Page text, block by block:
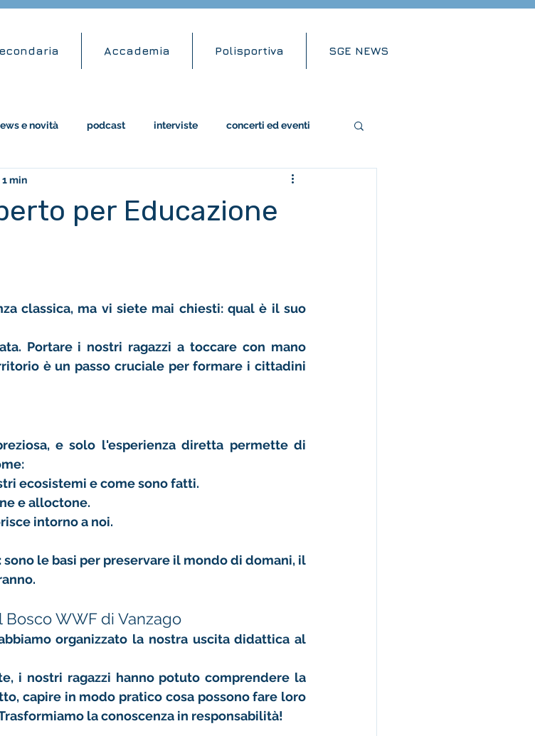
Accademia Polisportiva SGE NEWS
e novità podcast interviste concerti ed eventi
per Educazione
min
classica, ma vi siete mai chiesti: qual è il suo
Portare i nostri ragazzi a toccare con mano
è un passo cruciale per formare i cittadini
e solo l'esperienza diretta permette di
ecosistemi e come sono fatti.
e alloctone.
intorno a noi.
le basi per preservare il mondo di domani, il
Bosco WWF di Vanzago
capire in modo pratico cosa possono fare loro
la conoscenza in responsabilità!